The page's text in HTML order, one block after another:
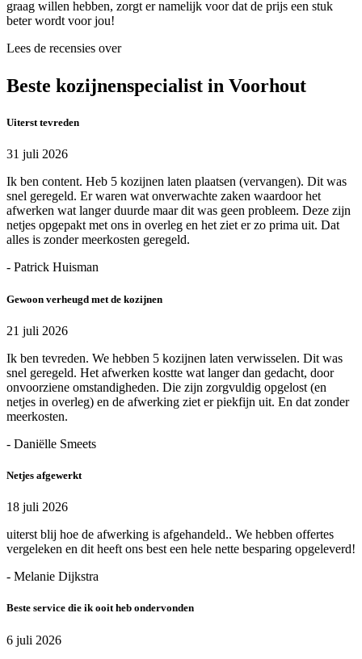
graag willen hebben, zorgt er namelijk voor dat de prijs een stuk
beter wordt voor jou!
Lees de recensies over
Beste kozijnenspecialist in Voorhout
Uiterst tevreden
31 juli 2026
Ik ben content. Heb 5 kozijnen laten plaatsen (vervangen). Dit was
snel geregeld. Er waren wat onverwachte zaken waardoor het
afwerken wat langer duurde maar dit was geen probleem. Deze zijn
netjes opgepakt met ons in overleg en het ziet er zo prima uit. Dat
alles is zonder meerkosten geregeld.
- Patrick Huisman
Gewoon verheugd met de kozijnen
21 juli 2026
Ik ben tevreden. We hebben 5 kozijnen laten verwisselen. Dit was
snel geregeld. Het afwerken kostte wat langer dan gedacht, door
onvoorziene omstandigheden. Die zijn zorgvuldig opgelost (en
netjes in overleg) en de afwerking ziet er piekfijn uit. En dat zonder
meerkosten.
- Daniëlle Smeets
Netjes afgewerkt
18 juli 2026
uiterst blij hoe de afwerking is afgehandeld.. We hebben offertes
vergeleken en dit heeft ons best een hele nette besparing opgeleverd!
- Melanie Dijkstra
Beste service die ik ooit heb ondervonden
6 juli 2026